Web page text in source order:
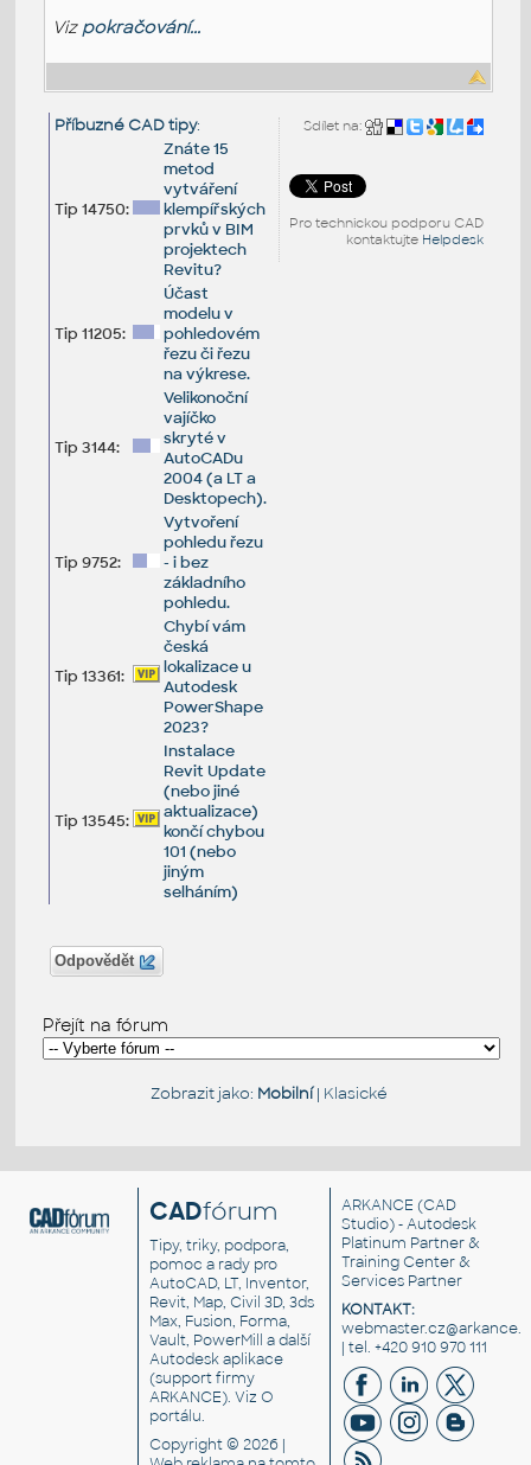
Viz pokračování...
Sdílet na:
Pro technickou podporu CAD
kontaktujte Helpdesk
Příbuzné CAD tipy:
Tip 14750:
Znáte 15
metod
vytváření
klempířských
prvků v BIM
projektech
Revitu?
Tip 11205:
Účast
modelu v
pohledovém
řezu či řezu
na výkrese.
Tip 3144:
Velikonoční
vajíčko
skryté v
AutoCADu
2004 (a LT a
Desktopech).
Tip 9752:
Vytvoření
pohledu řezu
- i bez
základního
pohledu.
Tip 13361:
Chybí vám
česká
lokalizace u
Autodesk
PowerShape
2023?
Tip 13545:
Instalace
Revit Update
(nebo jiné
aktualizace)
končí chybou
101 (nebo
jiným
selháním)
Odpovědět
Přejít na fórum
Zobrazit jako: Mobilní| Klasické
CADfórum
Tipy, triky, podpora,
pomoc a rady pro
AutoCAD, LT, Inventor,
Revit, Map, Civil 3D, 3ds
Max, Fusion, Forma,
Vault, PowerMill a další
Autodesk aplikace
(support firmy
ARKANCE). VizO
portálu.
Copyright © 2026 |
ARKANCE (CAD
Studio) - Autodesk
Platinum Partner &
Training Center &
Services Partner
KONTAKT:
| tel. +420 910 970 111